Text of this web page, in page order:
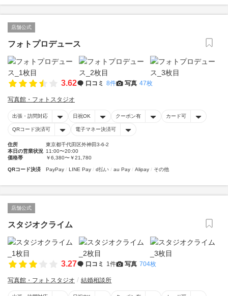
店舗公式
フォトプロデュース
3.62 口コミ 8件 写真 47枚
写真館・フォトスタジオ
出張・訪問対応 日祝OK クーポン有 カード可
QRコード決済可 電子マネー決済可
住所
東京都千代田区外神田3-6-2
本日の営業状況 11:00〜20:00
価格帯
￥6,380〜￥21,780
QRコード決済 PayPay LINE Pay d払い au Pay Alipay その他
店舗公式
スタジオクライム
3.27 口コミ 1件 写真 704枚
写真館・フォトスタジオ 結婚相談所